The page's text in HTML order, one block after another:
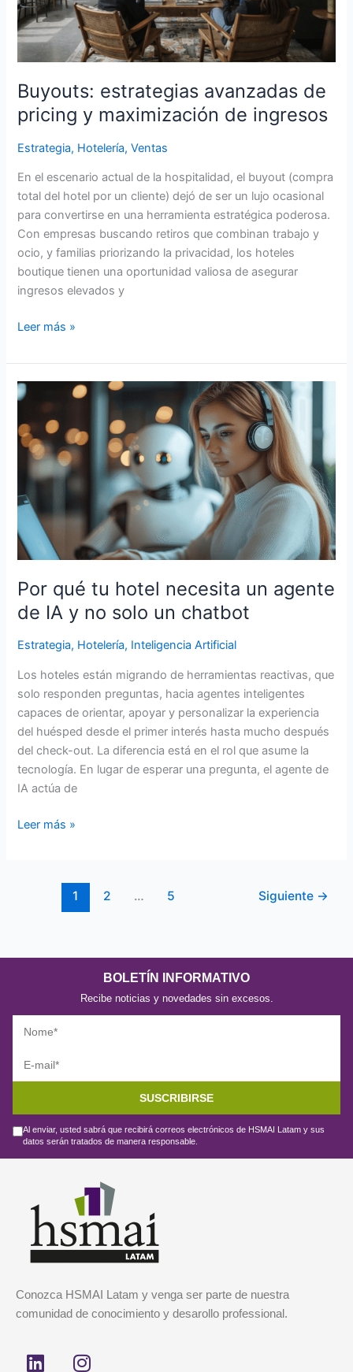
Buyouts: estrategias avanzadas de
pricing y maximización de ingresos
Estrategia, Hotelería,Ventas
En el escenario actual de la hospitalidad, el buyout (compra
total del hotel por un cliente) dejó de ser un lujo ocasional
para convertirse en una herramienta estratégica poderosa.
Con empresas buscando retiros que combinan trabajo y
ocio, y familias priorizando la privacidad, los hoteles
boutique tienen una oportunidad valiosa de asegurar
ingresos elevados y
ingresos
Leer más »
Por qué tu hotel necesita un agente
de IA y no solo un chatbot
Estrategia, Hotelería, Inteligencia Artificial
Los hoteles están migrando de herramientas reactivas, que
solo responden preguntas, hacia agentes inteligentes
capaces de orientar, apoyar y personalizar la experiencia
del huésped desde el primer interés hasta mucho después
del check-out. La diferencia está en el rol que asume la
tecnología. En lugar de esperar una pregunta, el agente de
IA actúa de
Por
tu
hotel
necesita
agente
IA
y
no
solo
un
Leer más »
1 2 … 5 Siguiente →
BOLETÍN INFORMATIVO
Recibe noticias y novedades sin excesos.
SUSCRIBIRSE
Al enviar, usted sabrá que recibirá correos electrónicos de HSMAI Latam y sus
datos serán tratados de manera responsable.
Conozca HSMAI Latam y venga ser parte de nuestra
comunidad de conocimiento y desarollo professional.
L
I